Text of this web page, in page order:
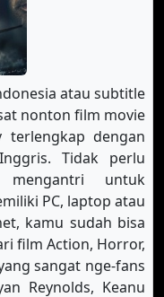
atau subtitle
nonton film movie
dengan
Tidak perlu
untuk
PC, laptop atau
kamu sudah bisa
film Action, Horror,
sangat nge-fans
Reynolds, Keanu